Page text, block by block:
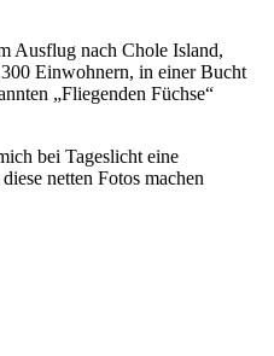
Ausflug nach Chole Island,
Einwohnern, in einer Bucht
„Fliegenden Füchse“
bei Tageslicht eine
netten Fotos machen